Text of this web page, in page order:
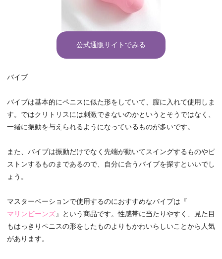
公式通販サイトでみる
バイブ
バイブは基本的にペニスに似た形をしていて、膣に入れて使用しま
す。ではクリトリスには刺激できないのかというとそうではなく、
一緒に振動を与えられるようになっているものが多いです。
また、バイブは振動だけでなく先端が動いてスイングするものやピ
ストンするものまであるので、自分に合うバイブを探すといいでし
ょう。
マスターベーションで使用するのにおすすめなバイブは『
マリンビーンズ 』という商品です。性感帯に当たりやすく、見た目
もはっきりペニスの形をしたものよりもかわいらしいことから人気
があります。